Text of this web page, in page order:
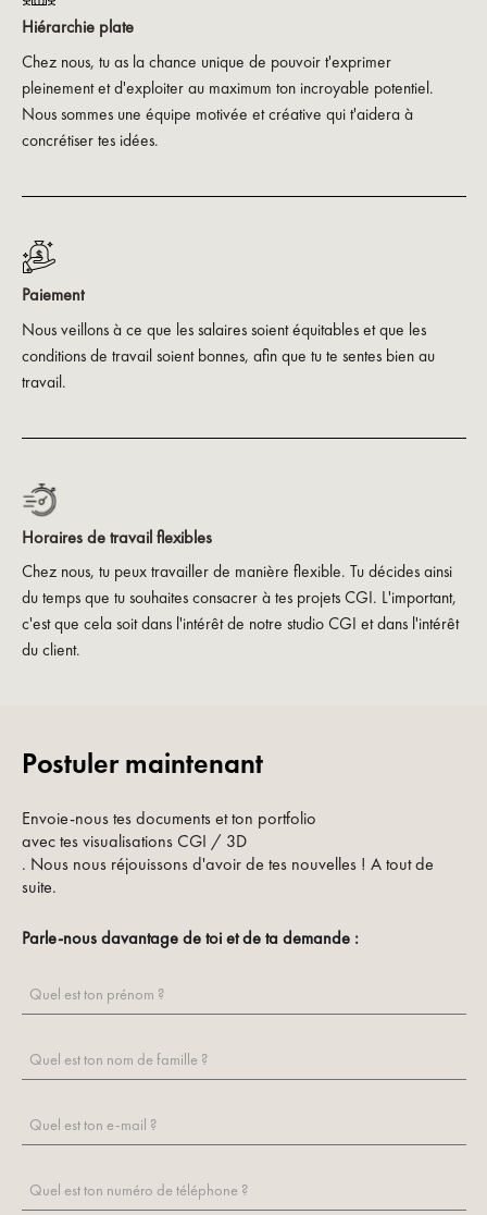
Hiérarchie plate
Chez nous, tu as la chance unique de pouvoir t'exprimer
pleinement et d'exploiter au maximum ton incroyable potentiel.
Nous sommes une équipe motivée et créative qui t'aidera à
concrétiser tes idées.
Paiement
Nous veillons à ce que les salaires soient équitables et que les
conditions de travail soient bonnes, afin que tu te sentes bien au
travail.
Horaires de travail flexibles
Chez nous, tu peux travailler de manière flexible. Tu décides ainsi
du temps que tu souhaites consacrer à tes projets CGI. L'important,
c'est que cela soit dans l'intérêt de notre studio CGI et dans l'intérêt
du client.
Postuler maintenant
Envoie-nous tes documents et ton portfolio
avec tes visualisations CGI / 3D
. Nous nous réjouissons d'avoir de tes nouvelles ! A tout de
suite.
Parle-nous davantage de toi et de ta demande :